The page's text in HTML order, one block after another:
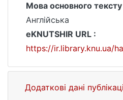
Мова основного тексту
Англійська
eKNUTSHIR URL :
https://ir.library.knu.ua/
Додаткові дані